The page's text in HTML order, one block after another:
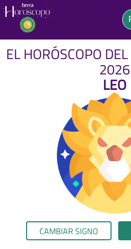
EL HORÓSCOPO
2026
LEO
CAMBIAR SIGNO